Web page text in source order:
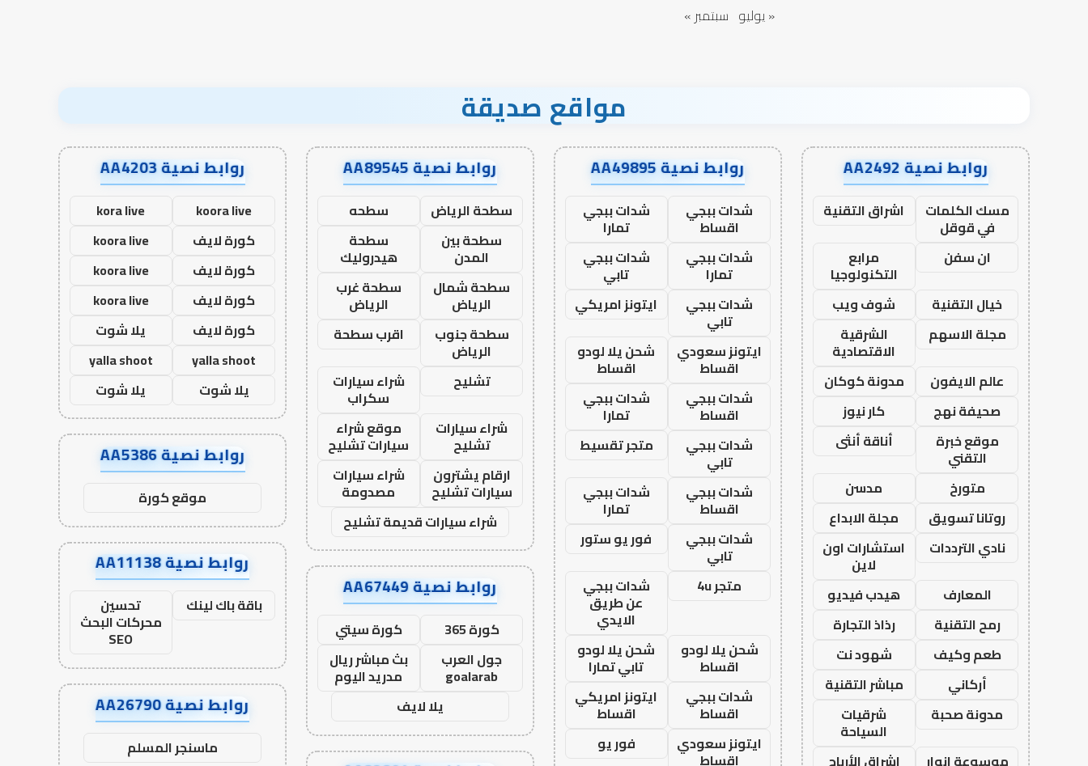
« يوليو سبتمبر »
مواقع صديقة
روابط نصية AA2492
مسك الكلمات
في قوقل
اشراق التقنية
ان سفن
مرابع
التكنولوجيا
خيال التقنية
شوف ويب
مجلة الاسهم
الشرقية
الاقتصادية
عالم الايفون
مدونة كوكان
صحيفة نهج
كار نيوز
موقع خبرة
التقني
أناقة أنثى
متورخ
مدسن
روتانا تسويق
مجلة الابداع
نادي الترددات
استشارات اون
لاين
المعارف
هيدب فيديو
رمح التقنية
رذاذ التجارة
طعم وكيف
شهود نت
أركاني
مباشر التقنية
مدونة صحبة
شرقيات
السياحة
موسوعة انوار
اشراق الأرباح
روابط نصية AA49895
شدات ببجي
اقساط
شدات ببجي
تمارا
شدات ببجي
تمارا
شدات ببجي
تابي
شدات ببجي
تابي
ايتونز امريكي
ايتونز سعودي
اقساط
شحن يلا لودو
اقساط
شدات ببجي
اقساط
شدات ببجي
تمارا
شدات ببجي
تابي
متجر تقسيط
شدات ببجي
اقساط
شدات ببجي
تمارا
شدات ببجي
تابي
فور يو ستور
متجر 4u
شدات ببجي
عن طريق
الايدي
شحن يلا لودو
اقساط
شحن يلا لودو
تابي تمارا
شدات ببجي
اقساط
ايتونز امريكي
اقساط
ايتونز سعودي
اقساط
فور يو
روابط نصية AA89545
سطحة الرياض
سطحه
سطحة بين
المدن
سطحة
هيدروليك
سطحة شمال
الرياض
سطحة غرب
الرياض
سطحة جنوب
الرياض
اقرب سطحة
تشليح
شراء سيارات
سكراب
شراء سيارات
تشليح
موقع شراء
سيارات تشليح
ارقام يشترون
سيارات تشليح
شراء سيارات
مصدومة
شراء سيارات قديمة تشليح
روابط نصية AA67449
كورة 365
كورة سيتي
جول العرب
goalarab
بث مباشر ريال
مدريد اليوم
يلا لايف
روابط نصية AA4203
koora live
kora live
كورة لايف
koora live
كورة لايف
koora live
كورة لايف
koora live
كورة لايف
يلا شوت
yalla shoot
yalla shoot
يلا شوت
يلا شوت
روابط نصية AA5386
موقع كورة
روابط نصية AA11138
باقة باك لينك تحسين
محركات البحث
SEO
روابط نصية AA26790
ماسنجر المسلم